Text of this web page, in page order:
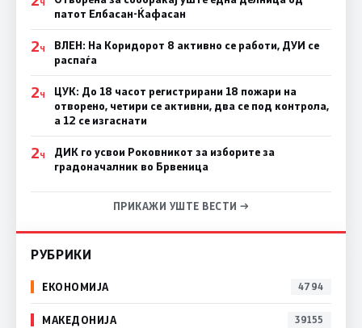
Ч
патот Елбасан-Ќафасан
2Ч
ВЛЕН: На Коридорот 8 активно се работи, ДУИ се
распаѓа
2Ч
ЦУК: До 18 часот регистрирани 18 пожари на
отворено, четири се активни, два се под контрола,
а 12 се изгаснати
2Ч
ДИК го усвои Роковникот за изборите за
градоначалник во Брвеница
ПРИКАЖИ УШТЕ ВЕСТИ →
РУБРИКИ
ЕКОНОМИЈА 4794
МАКЕДОНИЈА 39155